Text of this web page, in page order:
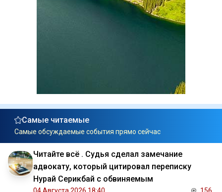
Самые читаемые
Самые обсуждаемые события прямо сейчас
Читайте всё . Судья сделал замечание
адвокату, который цитировал переписку
Нурай Серикбай с обвиняемым